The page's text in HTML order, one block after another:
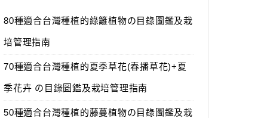
80種適合台灣種植的綠籬植物の目錄圖鑑及栽
培管理指南
70種適合台灣種植的夏季草花(春播草花)+夏
季花卉 の目錄圖鑑及栽培管理指南
50種適合台灣種植的藤蔓植物の目錄圖鑑及栽